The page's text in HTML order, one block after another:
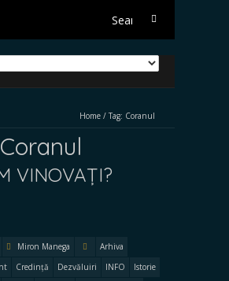
Search
Home / Tag: Coranul
Coranul
VINOVAȚI?
Miron Manega
Arhiva
Credință Dezvăluiri INFO
Istorie